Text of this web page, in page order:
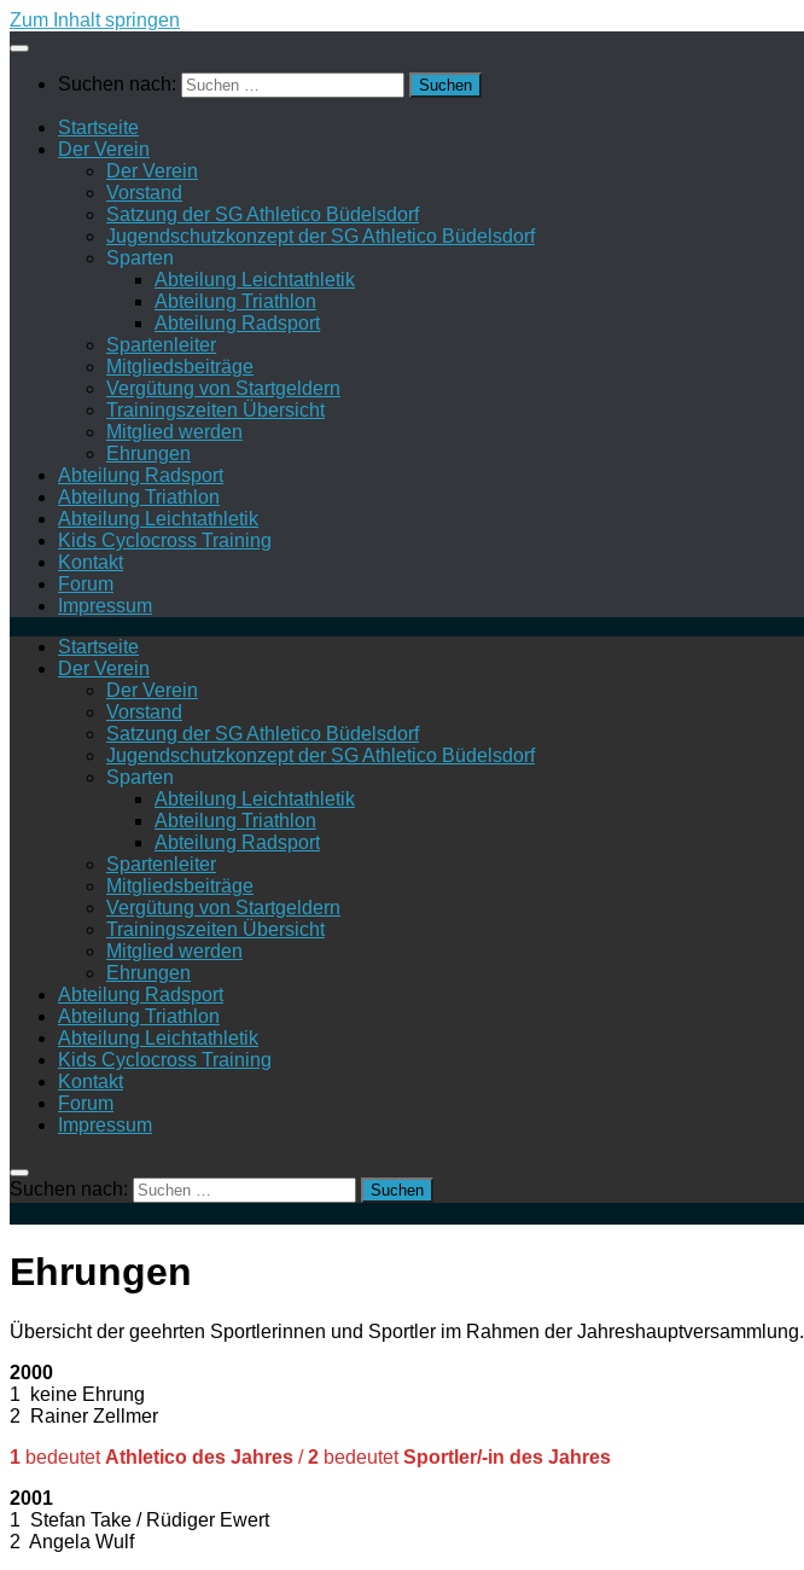
Zum Inhalt springen
Suchen nach:
Startseite
Der Verein
Der Verein
Vorstand
Satzung der SG Athletico Büdelsdorf
Jugendschutzkonzept der SG Athletico Büdelsdorf
Sparten
Abteilung Leichtathletik
Abteilung Triathlon
Abteilung Radsport
Spartenleiter
Mitgliedsbeiträge
Vergütung von Startgeldern
Trainingszeiten Übersicht
Mitglied werden
Ehrungen
Abteilung Radsport
Abteilung Triathlon
Abteilung Leichtathletik
Kids Cyclocross Training
Kontakt
Forum
Impressum
Startseite
Der Verein
Der Verein
Vorstand
Satzung der SG Athletico Büdelsdorf
Jugendschutzkonzept der SG Athletico Büdelsdorf
Sparten
Abteilung Leichtathletik
Abteilung Triathlon
Abteilung Radsport
Spartenleiter
Mitgliedsbeiträge
Vergütung von Startgeldern
Trainingszeiten Übersicht
Mitglied werden
Ehrungen
Abteilung Radsport
Abteilung Triathlon
Abteilung Leichtathletik
Kids Cyclocross Training
Kontakt
Forum
Impressum
Suchen nach:
Ehrungen
Übersicht der geehrten Sportlerinnen und Sportler im Rahmen der Jahreshauptversammlung.
2000
1 keine Ehrung
2 Rainer Zellmer
1 bedeutet Athletico des Jahres /2 bedeutetSportler/-in des Jahres
2001
1 Stefan Take / Rüdiger Ewert
2 Angela Wulf